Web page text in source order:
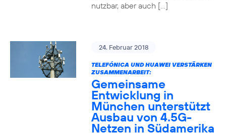
nutzbar, aber auch […]
24. Februar 2018
TELEFÓNICA UND HUAWEI VERSTÄRKEN
ZUSAMMENARBEIT:
Gemeinsame
Entwicklung in
München unterstützt
Ausbau von 4.5G-
Netzen in Südamerika